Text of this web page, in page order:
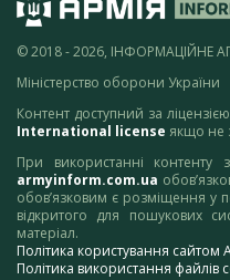
© 2018 - 2026, ІНФОРМАЦІЙНЕ
Міністерство оборони України
Контент доступний за ліцензією
International license якщо не
При використанні
armyinform.com.ua
обов’язковим є розміщення у
відкритого для пошукових
матеріал.
Політика користування сайтом
Політика використання файлів